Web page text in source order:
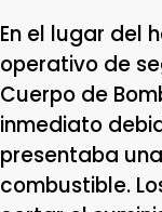
En el lugar del
operativo de
Cuerpo de
inmediato
presentaba
combustible.